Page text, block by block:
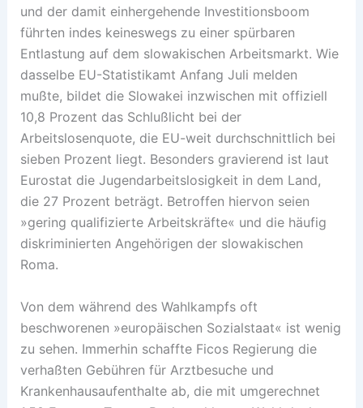
und der damit einhergehende Investitionsboom
führten indes keineswegs zu einer spürbaren
Entlastung auf dem slowakischen Arbeitsmarkt. Wie
dasselbe EU-Statistikamt Anfang Juli melden
mußte, bildet die Slowakei inzwischen mit offiziell
10,8 Prozent das Schlußlicht bei der
Arbeitslosenquote, die EU-weit durchschnittlich bei
sieben Prozent liegt. Besonders gravierend ist laut
Eurostat die Jugendarbeitslosigkeit in dem Land,
die 27 Prozent beträgt. Betroffen hiervon seien
»gering qualifizierte Arbeitskräfte« und die häufig
diskriminierten Angehörigen der slowakischen
Roma.
Von dem während des Wahlkampfs oft
beschworenen »europäischen Sozialstaat« ist wenig
zu sehen. Immerhin schaffte Ficos Regierung die
verhaßten Gebühren für Arztbesuche und
Krankenhausaufenthalte ab, die mit umgerechnet